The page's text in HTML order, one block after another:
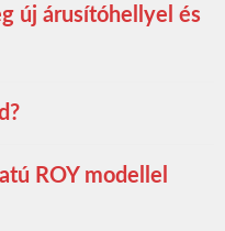
új árusítóhellyel és
ROY modellel